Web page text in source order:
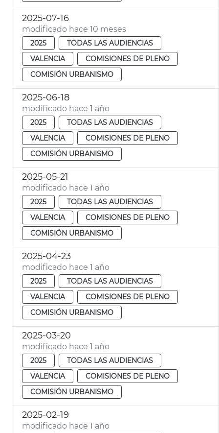
2025-07-16
modificado hace 10 meses
2025
TODAS LAS AUDIENCIAS
VALENCIA
COMISIONES DE PLENO
COMISIÓN URBANISMO
2025-06-18
modificado hace 1 año
2025
TODAS LAS AUDIENCIAS
VALENCIA
COMISIONES DE PLENO
COMISIÓN URBANISMO
2025-05-21
modificado hace 1 año
2025
TODAS LAS AUDIENCIAS
VALENCIA
COMISIONES DE PLENO
COMISIÓN URBANISMO
2025-04-23
modificado hace 1 año
2025
TODAS LAS AUDIENCIAS
VALENCIA
COMISIONES DE PLENO
COMISIÓN URBANISMO
2025-03-20
modificado hace 1 año
2025
TODAS LAS AUDIENCIAS
VALENCIA
COMISIONES DE PLENO
COMISIÓN URBANISMO
2025-02-19
modificado hace 1 año